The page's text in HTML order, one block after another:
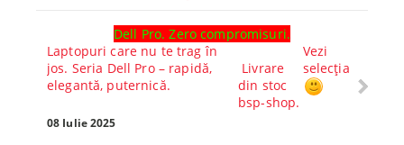
Dell Pro. Zero compromisuri.
Laptopuri care nu te trag în
jos. Seria Dell Pro – rapidă,
elegantă, puternică.
Livrare
din stoc
bsp-shop.
Vezi
selecția
08 Iulie 2025